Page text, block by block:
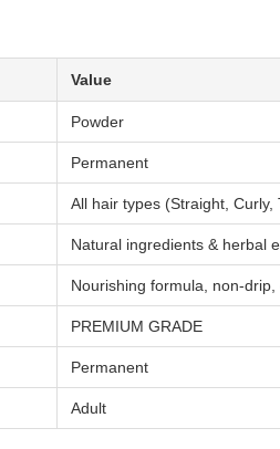
Value
Powder
Permanent
All hair types (Straight, Curly,
Natural ingredients & herbal
Nourishing formula, non-
PREMIUM GRADE
Permanent
Adult